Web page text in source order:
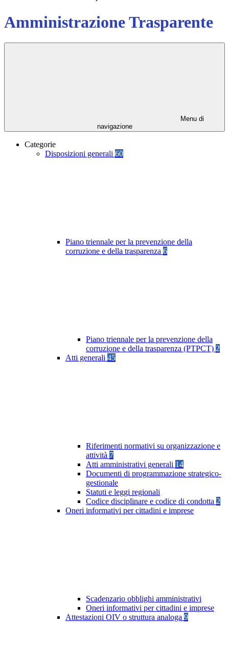
Amministrazione Trasparente
Menu di
navigazione
Categorie
Disposizioni generali 60
Piano triennale per la prevenzione della
corruzione e della trasparenza 6
Piano triennale per la prevenzione della
corruzione e della trasparenza (PTPCT) 2
Atti generali 45
Riferimenti normativi su organizzazione e
attività 7
Atti amministrativi generali 14
Documenti di programmazione strategico-
gestionale
Statuti e leggi regionali
Codice disciplinare e codice di condotta 2
Oneri informativi per cittadini e imprese
Scadenzario obblighi amministrativi
Oneri informativi per cittadini e imprese
Attestazioni OIV o struttura analoga 9